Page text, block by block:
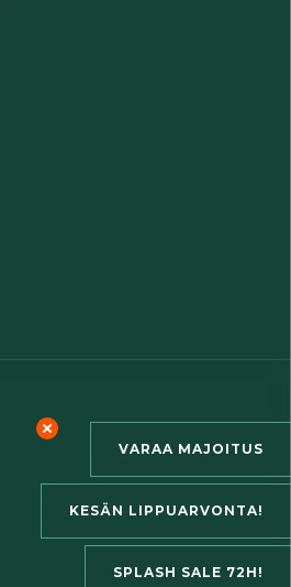
VARAA MAJOITUS
KESÄN LIPPUARVONTA!
SPLASH SALE 72H!